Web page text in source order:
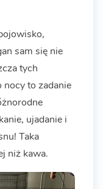
sam się nie
tych
nocy to zadanie
ujadanie i
Taka
niż kawa.